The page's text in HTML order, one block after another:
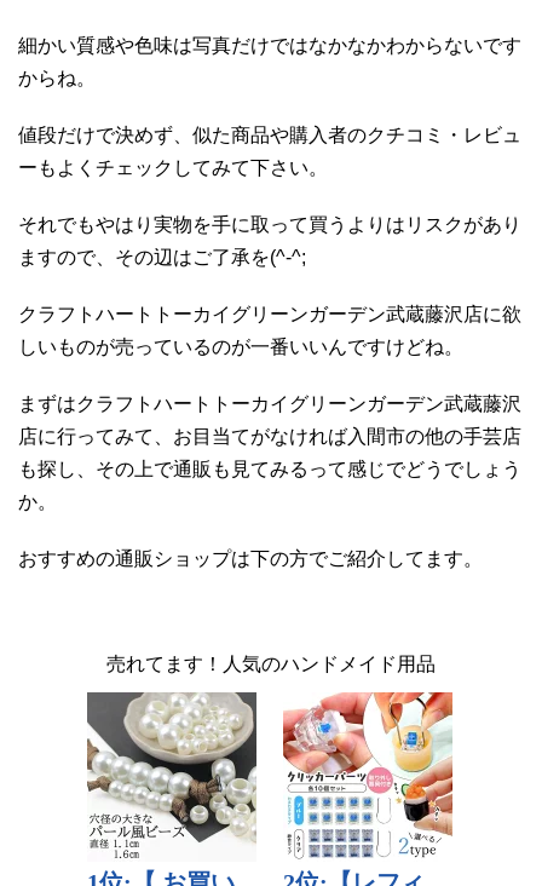
細かい質感や色味は写真だけではなかなかわからないです
からね。
値段だけで決めず、似た商品や購入者のクチコミ・レビュ
ーもよくチェックしてみて下さい。
それでもやはり実物を手に取って買うよりはリスクがあり
ますので、その辺はご了承を(^-^;
クラフトハートトーカイグリーンガーデン武蔵藤沢店に欲
しいものが売っているのが一番いいんですけどね。
まずはクラフトハートトーカイグリーンガーデン武蔵藤沢
店に行ってみて、お目当てがなければ入間市の他の手芸店
も探し、その上で通販も見てみるって感じでどうでしょう
か。
おすすめの通販ショップは下の方でご紹介してます。
売れてます！人気のハンドメイド用品